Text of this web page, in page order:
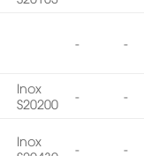
- -
Inox
S20200
- -
Inox
- -